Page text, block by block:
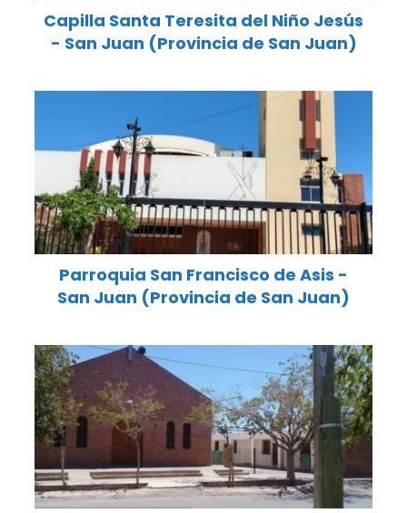
Capilla Santa Teresita del Niño Jesús
- San Juan (Provincia de San Juan)
Parroquia San Francisco de Asis -
San Juan (Provincia de San Juan)